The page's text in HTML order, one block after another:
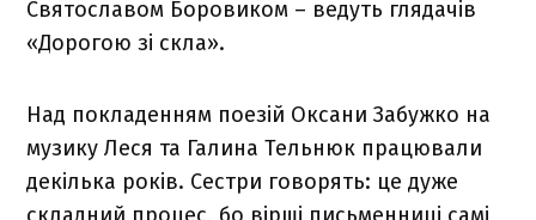
Святославом Боровиком – ведуть глядачів
«Дорогою зі скла».
Над покладенням поезій Оксани Забужко на
музику Леся та Галина Тельнюк працювали
декілька років. Сестри говорять: це дуже